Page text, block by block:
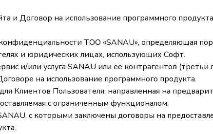
и Договор на использование программного
ТОО «SANAU», определяющая
и юридических лицах, использующих Софт.
и/или услуга SANAU или ее контрагентов
на использование программного продукта.
Клиентов Пользователя, направленная на
с ограниченным функционалом.
с которыми заключены договоры на